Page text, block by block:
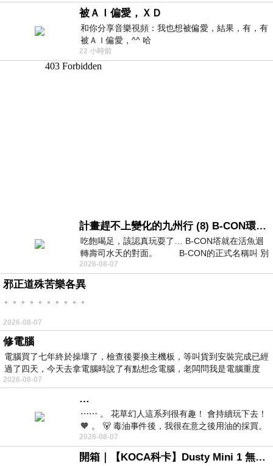
被ＡＩ偏愛，ＸＤ
和你分享音樂視頻：我也想被偏愛，結果，有，有
被ＡＩ偏愛，^^ 哈
22 小時前
計畫趕不上變化的九州行 (8) B-CON環球塔
吃飽喝足，該認真玩耍了… B-CON塔就在活魚迴
轉壽司水天的對面。 B-CON的正式名稱叫 別
2026-08-07
邪正道殊苦樂各異
。。。。。。。。。。
2026-08-07
修電腦
電腦買了七年終於操壞了，檢查後要換主機板，等叫貨到安裝完成已經
過了四天，今天去拿電腦時說了有點想念電腦，老闆問我是電腦重度
2026-08-07
…
⋯⋯ 。 花草幻人這系列很有趣！ 會持續玩下去！
🧡 。 🐻 毒油事件後，我很在意之後用油的採買。
前天購買了我之前就很愛
2026-08-07
開箱｜【KOCA科卡】Dusty Mini 1 無線手持吸塵器